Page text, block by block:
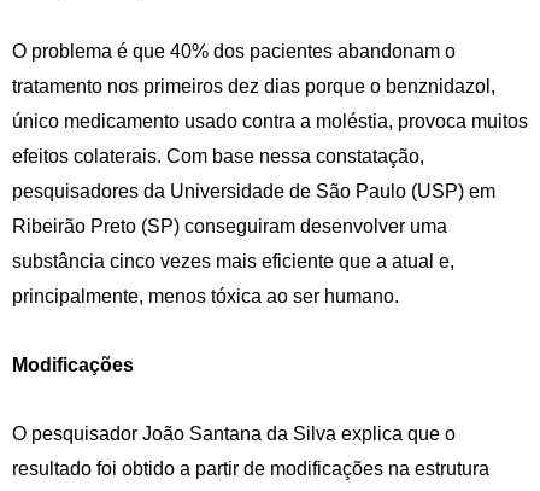
O problema é que 40% dos pacientes abandonam o
tratamento nos primeiros dez dias porque o benznidazol,
único medicamento usado contra a moléstia, provoca muitos
efeitos colaterais. Com base nessa constatação,
pesquisadores da Universidade de São Paulo (USP) em
Ribeirão Preto (SP) conseguiram desenvolver uma
substância cinco vezes mais eficiente que a atual e,
principalmente, menos tóxica ao ser humano.
Modificações
O pesquisador João Santana da Silva explica que o
resultado foi obtido a partir de modificações na estrutura